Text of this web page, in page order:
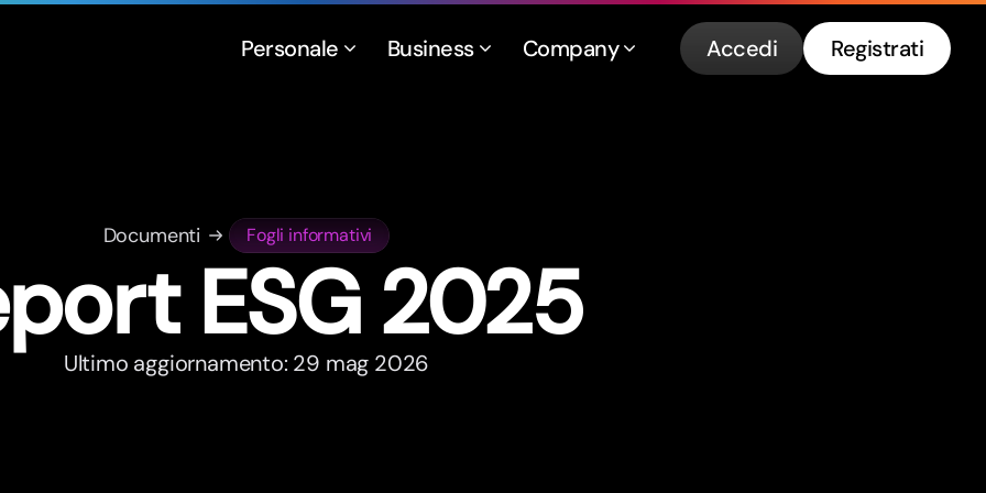
Personale Business Company Accedi Registrati
Documenti Fogli informativi
tESG 2025
Ultimo aggiornamento: 29 mag 2026